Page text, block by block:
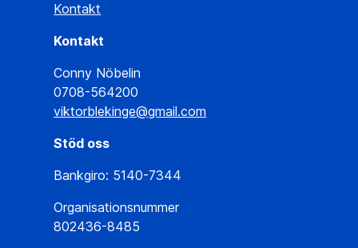
Kontakt
Kontakt
Conny Nöbelin
0708-564200
viktorblekinge@gmail.com
Stöd oss
Bankgiro: 5140-7344
Organisationsnummer
802436-8485